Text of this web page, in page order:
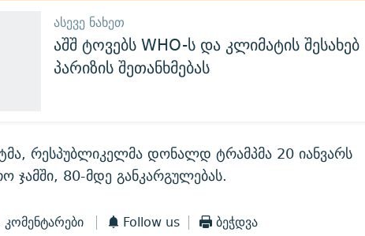
ᲐᲡᲔᲕᲔ ᲜᲐᲮᲔᲗ
აშშ ტოვებს WHO-ს და კლიმატის შესახებ
პარიზის შეთანხმებას
რესპუბლიკელმა დონალდ ტრამპმა 20 იანვარს
ჯამში, 80-მდე განკარგულებას.
კომენტარები Follow us ბეჭდვა